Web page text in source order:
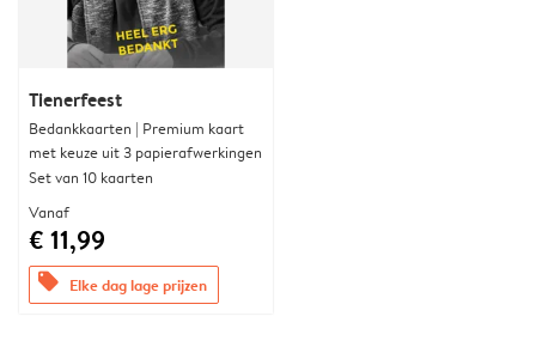
Tienerfeest
Bedankkaarten | Premium kaart
met keuze uit 3 papierafwerkingen
Set van 10 kaarten
Vanaf
€ 11,99
offers Elke dag lage prijzen